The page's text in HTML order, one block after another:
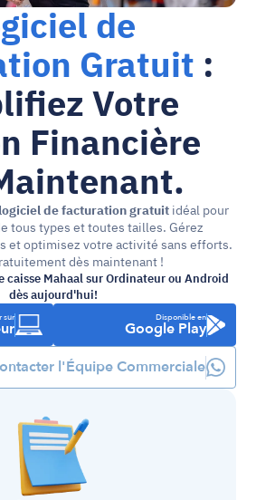
de
Gratuit :
Votre
Financière
logiciel de facturation gratuit idéal pour
tous types et toutes tailles. Gérez
et optimisez votre activité sans efforts.
dès maintenant !
caisse Mahaal sur Ordinateur ou Android
dès aujourd'hui!
Disponible en
Google Play
sur
l'Équipe Commerciale